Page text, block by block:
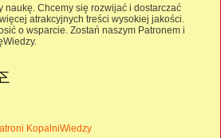
naukę. Chcemy się rozwijać i dostarczać
atrakcyjnych treści wysokiej jakości.
o wsparcie. Zostań naszym Patronem i
KopalniWiedzy